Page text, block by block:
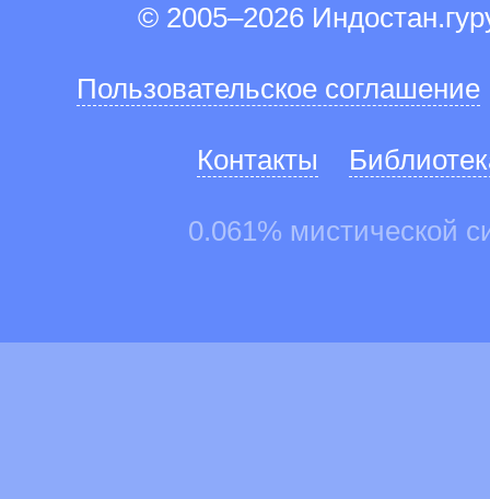
© 2005–2026
Пользовательское соглашение
Контакты
0.061% мистической